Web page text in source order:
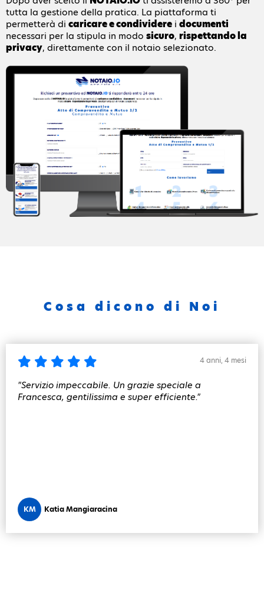
tutta la gestione della pratica. La piattaforma ti
permetterà di caricare e condividere i documenti
necessari per la stipula in modo sicuro, rispettando la
privacy, direttamente con il notaio selezionato.
Cosa dicono di Noi
4 anni, 4 mesi
"Servizio impeccabile. Un grazie speciale a
Francesca, gentilissima e super efficiente."
KM Katia Mangiaracina